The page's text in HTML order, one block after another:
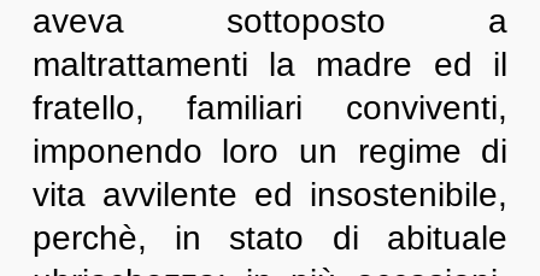
aveva sottoposto a
maltrattamenti la madre ed il
fratello, familiari conviventi,
imponendo loro un regime di
vita avvilente ed insostenibile,
perchè, in stato di abituale